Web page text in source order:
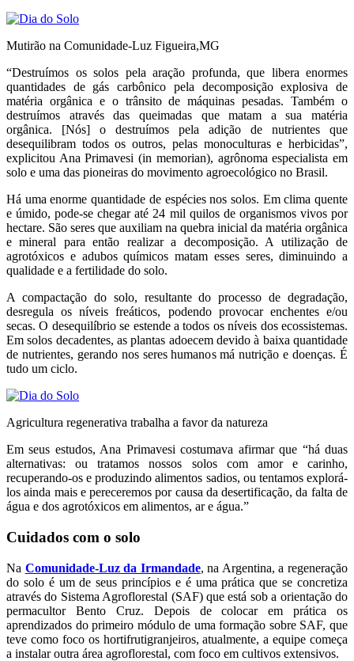
Mutirão na Comunidade-Luz Figueira,MG
“Destruímos os solos pela aração profunda, que libera enormes
quantidades de gás carbônico pela decomposição explosiva de
matéria orgânica e o trânsito de máquinas pesadas. Também o
destruímos através das queimadas que matam a sua matéria
orgânica. [Nós] o destruímos pela adição de nutrientes que
desequilibram todos os outros, pelas monoculturas e herbicidas”,
explicitou Ana Primavesi (in memorian), agrônoma especialista em
solo e uma das pioneiras do movimento agroecológico no Brasil.
Há uma enorme quantidade de espécies nos solos. Em clima quente
e úmido, pode-se chegar até 24 mil quilos de organismos vivos por
hectare. São seres que auxiliam na quebra inicial da matéria orgânica
e mineral para então realizar a decomposição. A utilização de
agrotóxicos e adubos químicos matam esses seres, diminuindo a
qualidade e a fertilidade do solo.
A compactação do solo, resultante do processo de degradação,
desregula os níveis freáticos, podendo provocar enchentes e/ou
secas. O desequilíbrio se estende a todos os níveis dos ecossistemas.
Em solos decadentes, as plantas adoecem devido à baixa quantidade
de nutrientes, gerando nos seres humanos má nutrição e doenças. É
tudo um ciclo.
Agricultura regenerativa trabalha a favor da natureza
Em seus estudos, Ana Primavesi costumava afirmar que “há duas
alternativas: ou tratamos nossos solos com amor e carinho,
recuperando-os e produzindo alimentos sadios, ou tentamos explorá-
los ainda mais e pereceremos por causa da desertificação, da falta de
água e dos agrotóxicos em alimentos, ar e água.”
Cuidados com o solo
Na Comunidade-Luz da Irmandade, na Argentina, a regeneração
do solo é um de seus princípios e é uma prática que se concretiza
através do Sistema Agroflorestal (SAF) que está sob a orientação do
permacultor Bento Cruz. Depois de colocar em prática os
aprendizados do primeiro módulo de uma formação sobre SAF, que
teve como foco os hortifrutigranjeiros, atualmente, a equipe começa
a instalar outra área agroflorestal, com foco em cultivos extensivos.